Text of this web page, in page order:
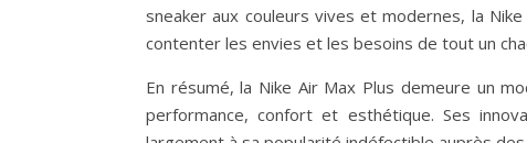
sneaker aux couleurs vives et modernes, la
contenter les envies et les besoins de tout un
En résumé, la Nike Air Max Plus demeure un
performance, confort et esthétique. Ses